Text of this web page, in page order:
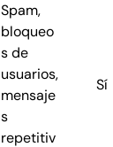
Spam,
bloqueo
s de
usuarios,
mensaje
s
repetitiv
Sí